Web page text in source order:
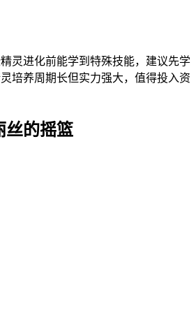
灵进化前能学到特殊技能，建议先学
培养周期长但实力强大，值得投入资
丝的摇篮